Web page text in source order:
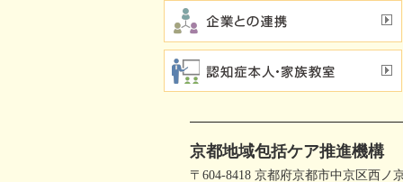
京都地域包括ケア推進機構
〒604-8418 京都府京都市中京区西ノ